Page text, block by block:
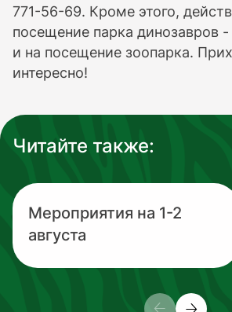
771-56-69. Кроме этого,
посещение парка динозавров
и на посещение зоопарка.
интересно!
Читайте также:
Мероприятия на 1-2
августа